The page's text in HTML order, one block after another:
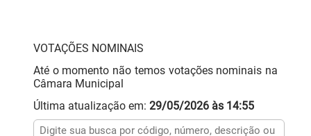
VOTAÇÕES NOMINAIS
Até o momento não temos votações nominais na
Câmara Municipal
Última atualização em: 29/05/2026 às 14:55